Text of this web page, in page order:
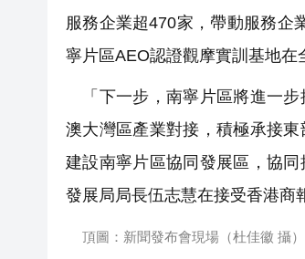
服務企業超470家，帶動服務
寧片區AEO認證觀摩實訓基地在
「下一步，南寧片區將進一步
澳大灣區產業對接，積極承接
建設南寧片區協同發展區，協
發展局局長伍志慧在接受香港商
頂圖：新聞發布會現場（杜佳徽 攝）